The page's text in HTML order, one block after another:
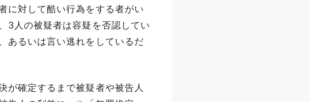
に対して酷い行為をする者がい
3人の被疑者は容疑を否認してい
あるいは言い逃れをしているだ
が確定するまで被疑者や被告人